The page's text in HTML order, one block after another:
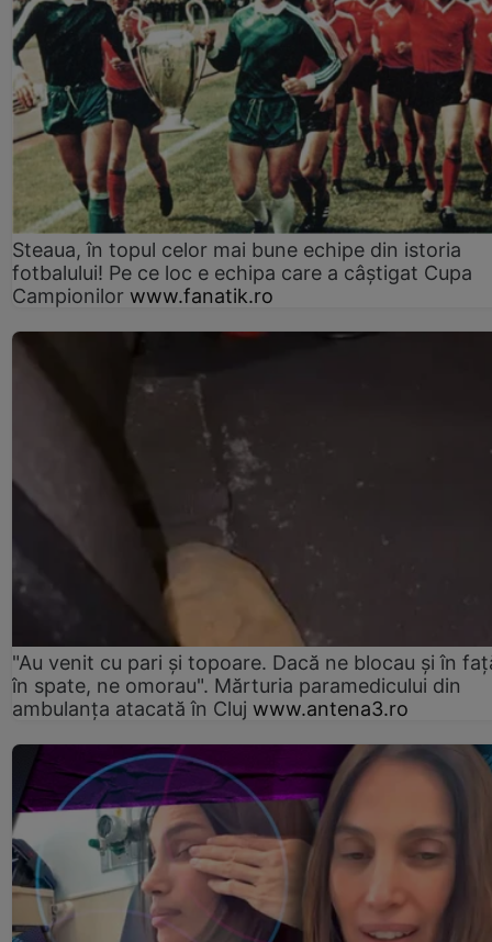
Steaua, în topul celor mai bune echipe din istoria
fotbalului! Pe ce loc e echipa care a câştigat Cupa
Campionilor www.fanatik.ro
"Au venit cu pari și topoare. Dacă ne blocau şi în
în spate, ne omorau". Mărturia paramedicului din
ambulanţa atacată în Cluj www.antena3.ro